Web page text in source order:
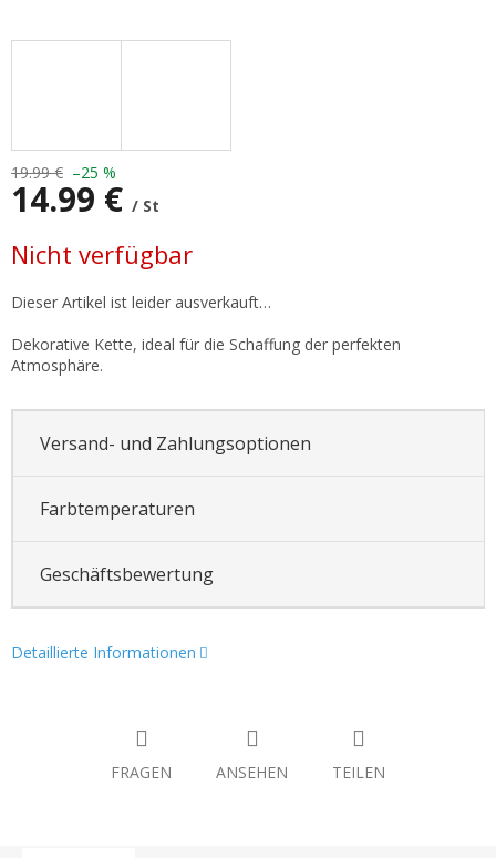
19.99 € –25 %
14.99 € / St
Nicht verfügbar
Dieser Artikel ist leider ausverkauft…
Dekorative Kette, ideal für die Schaffung der perfekten
Atmosphäre.
Versand- und Zahlungsoptionen
Farbtemperaturen
Geschäftsbewertung
Detaillierte Informationen
FRAGEN ANSEHEN TEILEN